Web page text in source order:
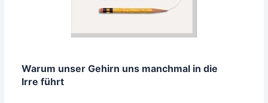
War­um unser Gehirn uns manch­mal in die
Irre führt